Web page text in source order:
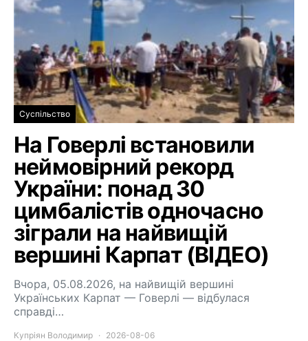
Суспільство
На Говерлі встановили
неймовірний рекорд
України: понад 30
цимбалістів одночасно
зіграли на найвищій
вершині Карпат (ВІДЕО)
Вчора, 05.08.2026, на найвищій вершині
Українських Карпат — Говерлі — відбулася
справді…
Купріян Володимир 2026-08-06